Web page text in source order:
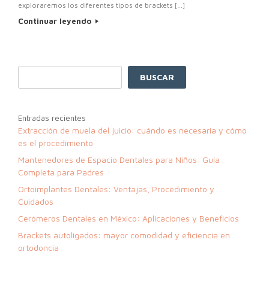
exploraremos los diferentes tipos de brackets […]
Continuar leyendo
BUSCAR
Entradas recientes
Extracción de muela del juicio: cuándo es necesaria y cómo
es el procedimiento
Mantenedores de Espacio Dentales para Niños: Guía
Completa para Padres
Ortoimplantes Dentales: Ventajas, Procedimiento y
Cuidados
Cerómeros Dentales en México: Aplicaciones y Beneficios
Brackets autoligados: mayor comodidad y eficiencia en
ortodoncia